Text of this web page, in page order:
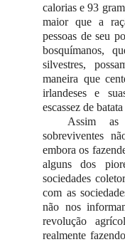
calorias e 93
maior que a
pessoas de seu
bosquímanos,
silvestres,
maneira que
irlandeses e
escassez de
Assim as
sobreviventes
embora os
alguns dos
sociedades
com as
não nos
revolução
realmente